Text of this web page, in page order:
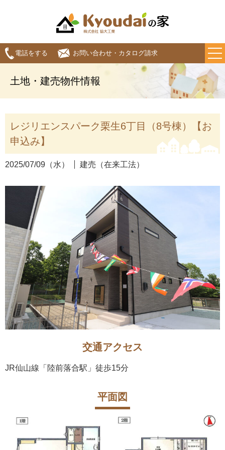
電話をする お問い合わせ・カタログ請求
土地・建売物件情報
レジリエンスパーク栗生6丁目（8号棟）【お
申込み】
2025/07/09（水） 建売（在来工法）
交通アクセス
JR仙山線「陸前落合駅」徒歩15分
平面図